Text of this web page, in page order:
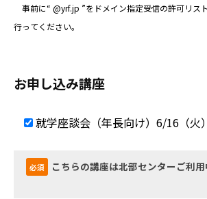
2026
年
日
webadmin2024
事前に“ @yrf.jp ”をドメイン指定受信の許可リス
行ってください。
お申し込み講座
就学座談会（年長向け）6/16（火）
必須 こちらの講座は北部センターご利